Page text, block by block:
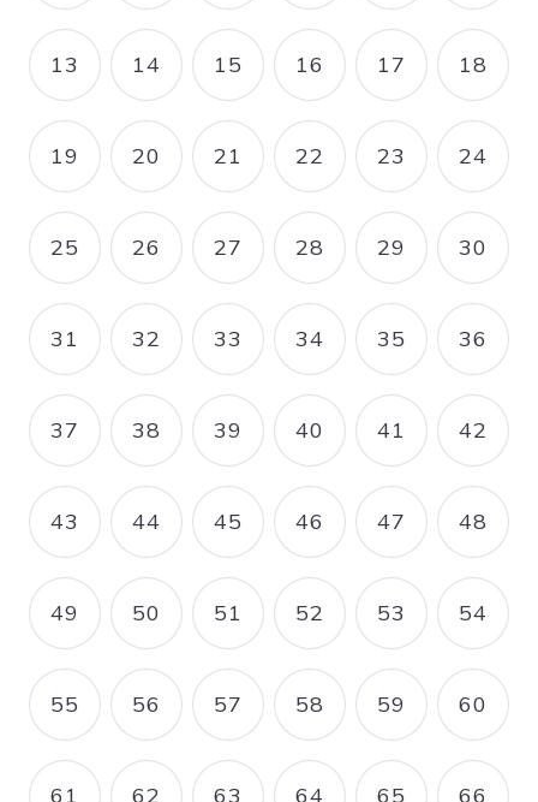
PAGE
13 PAGE
14 PAGE
15 PAGE
16 PAGE
17 PAGE
18
PAGE
19 PAGE
20 PAGE
21 PAGE
22 PAGE
23 PAGE
24
PAGE
25 PAGE
26 PAGE
27 PAGE
28 PAGE
29 PAGE
30
PAGE
31 PAGE
32 PAGE
33 PAGE
34 PAGE
35 PAGE
36
PAGE
37 PAGE
38 PAGE
39 PAGE
40 PAGE
41 PAGE
42
PAGE
43 PAGE
44 PAGE
45 PAGE
46 PAGE
47 PAGE
48
PAGE
49 PAGE
50 PAGE
51 PAGE
52 PAGE
53 PAGE
54
PAGE
55 PAGE
56 PAGE
57 PAGE
58 PAGE
59 PAGE
60
61 62 63 64 65 66